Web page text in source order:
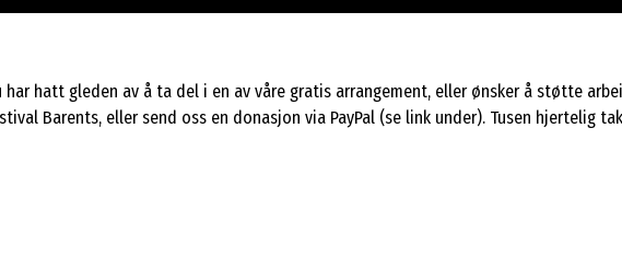
har hatt gleden av å ta del i en av våre gratis arrangement, eller ønsker å støtte
Barents, eller send oss en donasjon via PayPal (se link under). Tusen hjertelig